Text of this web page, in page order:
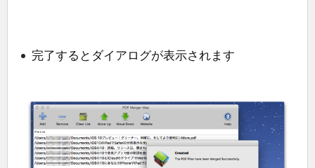
完了するとダイアログが表示されます